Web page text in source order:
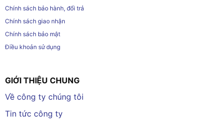
Chính sách bảo hành, đổi trả
Chính sách giao nhận
Chính sách bảo mật
Điều khoản sử dụng
GIỚI THIỆU CHUNG
Về công ty chúng tôi
Tin tức công ty